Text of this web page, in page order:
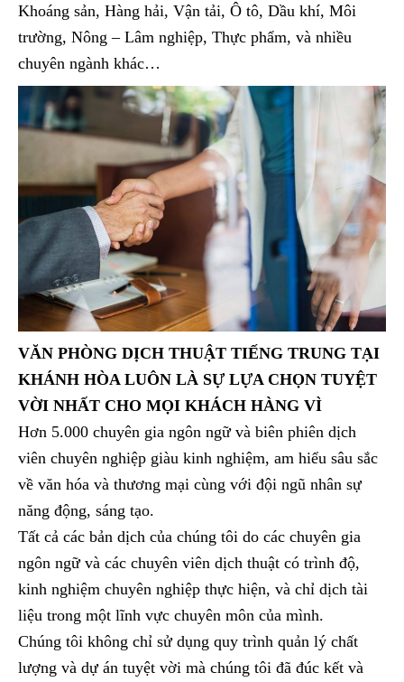
Khoáng sản, Hàng hải, Vận tải, Ô tô, Dầu khí, Môi
trường, Nông – Lâm nghiệp, Thực phẩm, và nhiều
chuyên ngành khác…
VĂN PHÒNG DỊCH THUẬT TIẾNG TRUNG TẠI
KHÁNH HÒA LUÔN LÀ SỰ LỰA CHỌN TUYỆT
VỜI NHẤT CHO MỌI KHÁCH HÀNG VÌ
Hơn 5.000 chuyên gia ngôn ngữ và biên phiên dịch
viên chuyên nghiệp giàu kinh nghiệm, am hiểu sâu sắc
về văn hóa và thương mại cùng với đội ngũ nhân sự
năng động, sáng tạo.
Tất cả các bản dịch của chúng tôi do các chuyên gia
ngôn ngữ và các chuyên viên dịch thuật có trình độ,
kinh nghiệm chuyên nghiệp thực hiện, và chỉ dịch tài
liệu trong một lĩnh vực chuyên môn của mình.
Chúng tôi không chỉ sử dụng quy trình quản lý chất
lượng và dự án tuyệt vời mà chúng tôi đã đúc kết và